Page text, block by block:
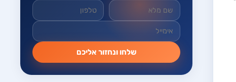
שלחו ונחזור אליכם
אל תמלאו שדה זה